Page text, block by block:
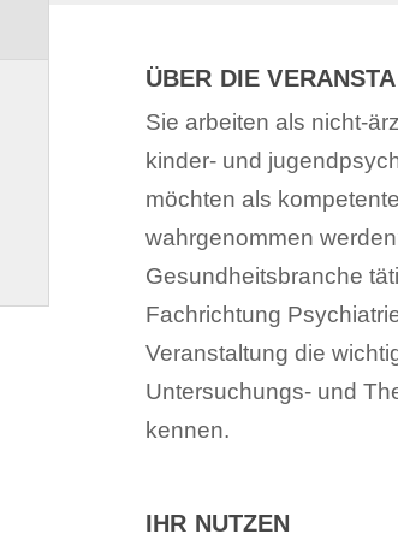
ÜBER DIE
Sie arbeiten als nicht-
kinder- und
möchten als
wahrgenommen
Gesundheitsbranche
Fachrichtung
Veranstaltung die
Untersuchungs- und
kennen.
IHR NUTZEN